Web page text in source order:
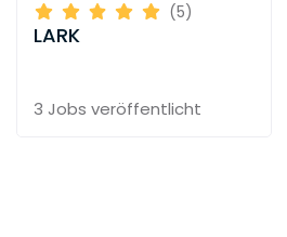
(5)
LARK
3 Jobs veröffentlicht